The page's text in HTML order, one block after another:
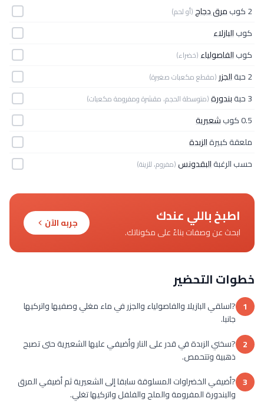
2 كوب مرق دجاج(أو لحم)
كوبالبازلاء
كوبالفاصولياء(خضراء)
2 حبة الجزر (مقطع مكعبات صغيرة)
3 حبة بندورة(متوسطة الحجم، مقشرة ومفرومة مكعبات)
0.5 كوب
شعيرية
ملعقة كبيرةالزبدة
حسب الرغبةالبقدونس(مفروم، للزينة)
اطبخ باللي عندك
ابحث عن وصفات بناءً على مكوناتك.
جربه الآن
خطوات التحضير
1 ?اسلقي البازيلا والفاصولياء والجزر في ماء مغلي وصفيها واتركيها
جانبا.
2 ?سخني الزبدة في قدر على النار وأضيفي عليها الشعيرية حتى تصبح
ذهبية وتتحمص.
3 ?أضيفي الخضراوات المسلوقة سابقا إلى الشعيرية ثم أضيفي المرق
والبندورة المفرومة والملح والفلفل واتركيها تغلي.